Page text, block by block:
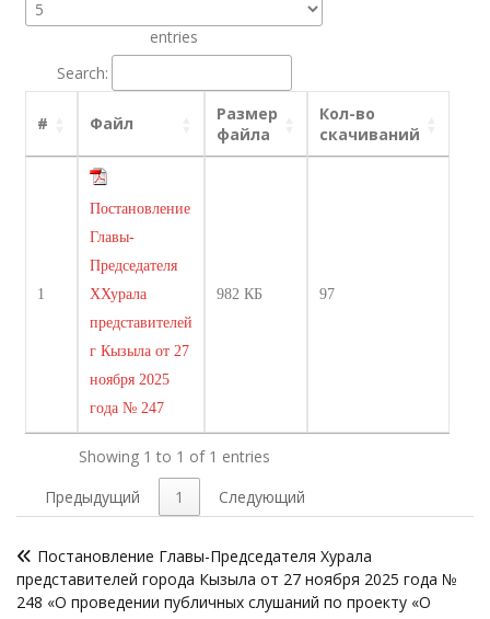
entries
Search:
# Файл
Размер
файла
Кол-во
скачиваний
1
Постановление
Главы-
Председателя
ХХурала
представителей
г Кызыла от 27
ноября 2025
года № 247
982 КБ 97
Showing 1 to 1 of 1 entries
Предыдущий
1 Следующий
по
записям
Постановление Главы-Председателя Хурала
представителей города Кызыла от 27 ноября 2025 года №
248 «О проведении публичных слушаний по проекту «О